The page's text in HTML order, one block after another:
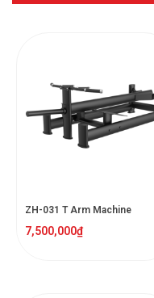
ZH-031 T Arm Machine
7,500,000₫